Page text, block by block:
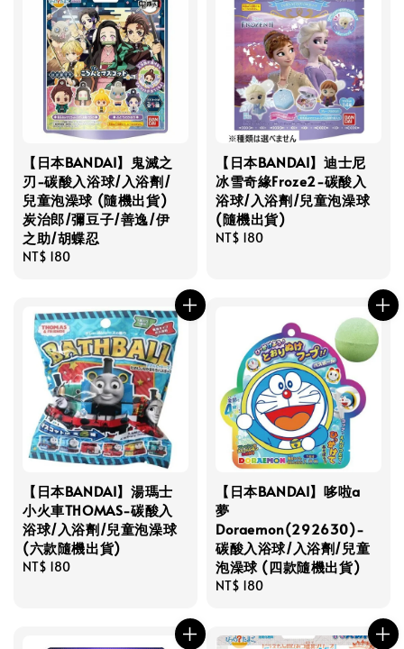
【日本BANDAI】鬼滅之
刃-碳酸入浴球/入浴劑/
兒童泡澡球 (隨機出貨)
炭治郎/彌豆子/善逸/伊
之助/胡蝶忍
Regular
NT$ 180
【日本BANDAI】迪士尼
冰雪奇緣Froze2-碳酸入
浴球/入浴劑/兒童泡澡球
(隨機出貨)
Regular
NT$ 180
【日本BANDAI】湯瑪士
小火車THOMAS-碳酸入
浴球/入浴劑/兒童泡澡球
(六款隨機出貨)
Regular
NT$ 180
【日本BANDAI】哆啦a
夢
Doraemon(292630)-
碳酸入浴球/入浴劑/兒童
泡澡球 (四款隨機出貨)
Regular
NT$ 180